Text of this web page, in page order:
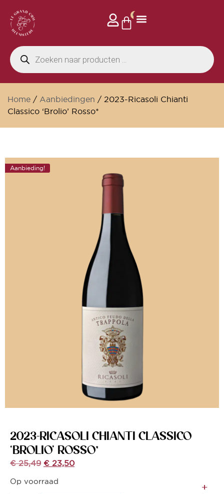
0
Home / Aanbiedingen / 2023-Ricasoli Chianti
Classico ‘Brolio’ Rosso*
Aanbieding!
2023-RICASOLI CHIANTI CLASSICO
‘BROLIO’ ROSSO*
€25,49 € 23,50
Op voorraad